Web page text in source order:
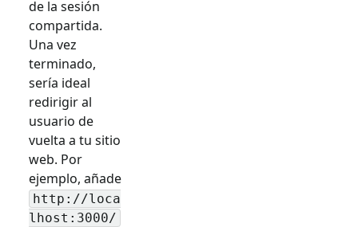
de la sesión
compartida.
Una vez
terminado,
sería ideal
redirigir al
usuario de
vuelta a tu sitio
web. Por
ejemplo, añade
http://loca
lhost:3000/